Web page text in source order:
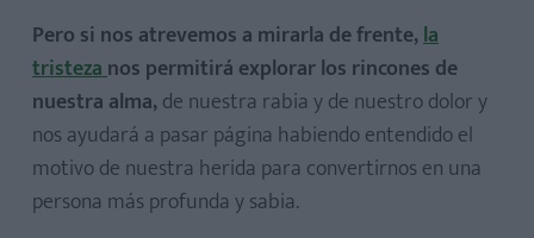
Pero si nos atrevemos a mirarla de frente,la
tristezanos permitirá explorar los rincones de
nuestra alma,de nuestra rabia y de nuestro dolor y
nos ayudará a pasar página habiendo entendido el
motivo de nuestra herida para convertirnos en una
persona más profunda y sabia.